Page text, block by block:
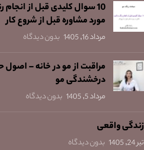
10 سوال کلیدی قبل از
مورد مشاوره قبل از شروع کار
مرداد 16, 1405 بدون دیدگاه
مراقبت از مو در خانه –
درخشندگی مو
مرداد 5, 1405 بدون دیدگاه
زندگی واقعی
تیر 24, 1405 بدون دیدگاه